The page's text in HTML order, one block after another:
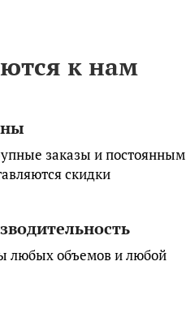
к нам
заказы и постоянным
скидки
любых объемов и любой